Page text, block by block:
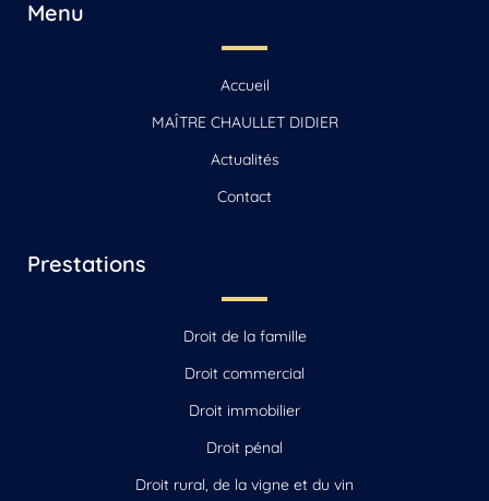
Menu
Accueil
MAÎTRE CHAULLET DIDIER
Actualités
Contact
Prestations
Droit de la famille
Droit commercial
Droit immobilier
Droit pénal
Droit rural, de la vigne et du vin